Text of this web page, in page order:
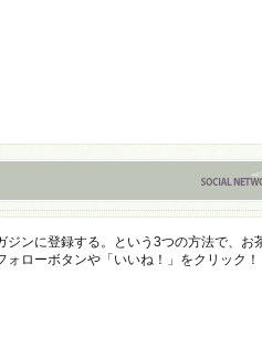
ンに登録する。という3つの方法で、お
ローボタンや「いいね！」をクリック！